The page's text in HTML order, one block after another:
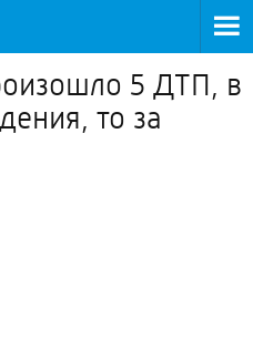
5 ДТП, в
то за